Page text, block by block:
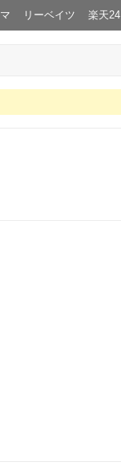
リーベイツ 楽天24